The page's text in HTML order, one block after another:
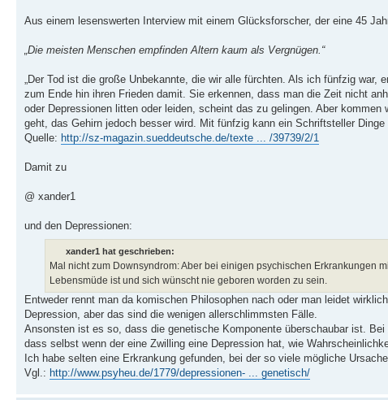
Aus einem lesenswerten Interview mit einem Glücksforscher, der eine 45
„Die meisten Menschen empfinden Altern kaum als Vergnügen.“
„Der Tod ist die große Unbekannte, die wir alle fürchten. Als ich fünfzig
zum Ende hin ihren Frieden damit. Sie erkennen, dass man die Zeit nicht
oder Depressionen litten oder leiden, scheint das zu gelingen. Aber
geht, das Gehirn jedoch besser wird. Mit fünfzig kann ein Schriftsteller
Quelle: http://sz-magazin.sueddeutsche.de/texte ... /39739/2/1
Damit zu
@ xander1
und den Depressionen:
xander1 hat geschrieben:
Mal nicht zum Downsyndrom: Aber bei einigen psychischen Erkrankungen
Lebensmüde ist und sich wünscht nie geboren worden zu sein.
Entweder rennt man da komischen Philosophen nach oder man leidet
Depression, aber das sind die wenigen allerschlimmsten Fälle.
Ansonsten ist es so, dass die genetische Komponente überschaubar ist.
dass selbst wenn der eine Zwilling eine Depression hat, wie
Ich habe selten eine Erkrankung gefunden, bei der so viele mögliche
Vgl.: http://www.psyheu.de/1779/depressionen- ... genetisch/